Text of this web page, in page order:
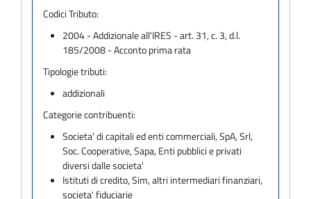
Codici Tributo:
2004 - Addizionale all'IRES - art. 31, c. 3, d.l.
185/2008 - Acconto prima rata
Tipologie tributi:
addizionali
Categorie contribuenti:
Societa' di capitali ed enti commerciali, SpA, Srl,
Soc. Cooperative, Sapa, Enti pubblici e privati
diversi dalle societa'
Istituti di credito, Sim, altri intermediari finanziari,
societa' fiduciarie